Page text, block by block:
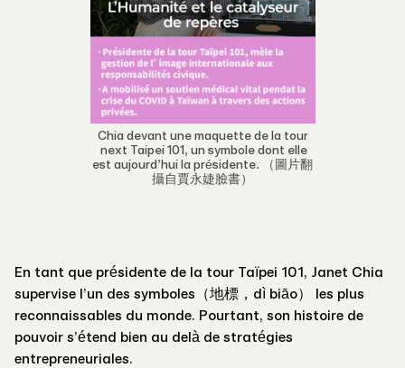
Chia devant une maquette de la tour
next Taipei 101, un symbole dont elle
est aujourd’hui la présidente. （圖片翻
攝自賈永婕臉書）
En tant que présidente de la tour Taïpei 101, Janet Chia
supervise l’un des symboles（地標，dì biāo） les plus
reconnaissables du monde. Pourtant, son histoire de
pouvoir s’étend bien au delà de stratégies
entrepreneuriales.